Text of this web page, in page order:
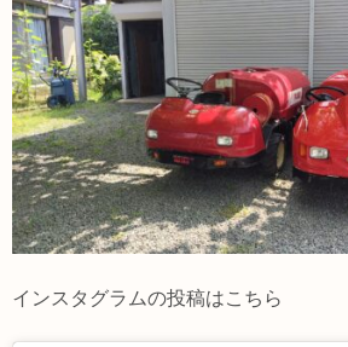
インスタグラムの投稿はこちら